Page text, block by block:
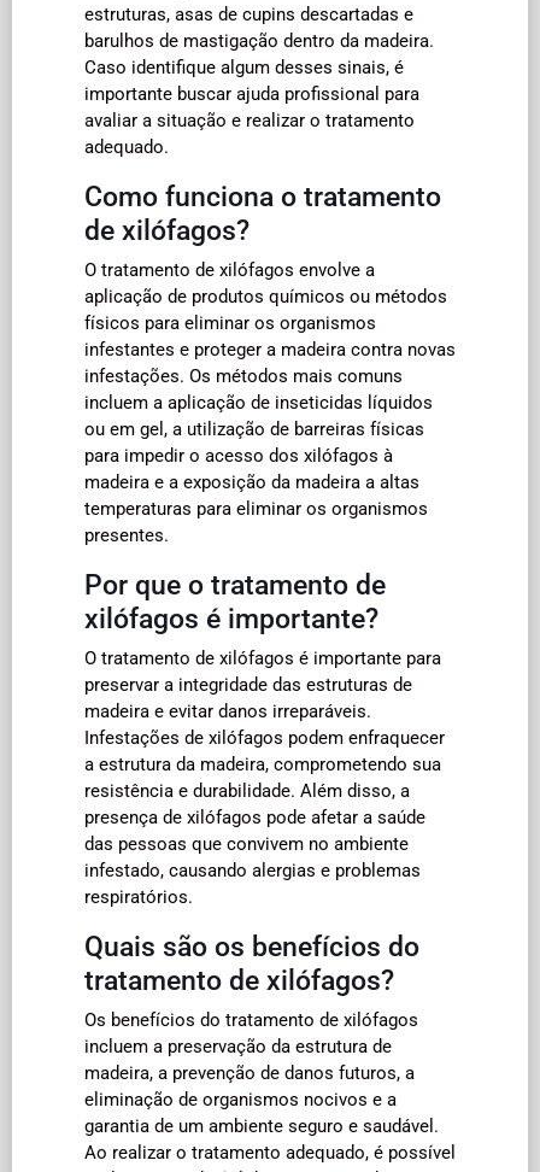
estruturas, asas de cupins descartadas e
barulhos de mastigação dentro da madeira.
Caso identifique algum desses sinais, é
importante buscar ajuda profissional para
avaliar a situação e realizar o tratamento
adequado.
Como funciona o tratamento
de xilófagos?
O tratamento de xilófagos envolve a
aplicação de produtos químicos ou métodos
físicos para eliminar os organismos
infestantes e proteger a madeira contra novas
infestações. Os métodos mais comuns
incluem a aplicação de inseticidas líquidos
ou em gel, a utilização de barreiras físicas
para impedir o acesso dos xilófagos à
madeira e a exposição da madeira a altas
temperaturas para eliminar os organismos
presentes.
Por que o tratamento de
xilófagos é importante?
O tratamento de xilófagos é importante para
preservar a integridade das estruturas de
madeira e evitar danos irreparáveis.
Infestações de xilófagos podem enfraquecer
a estrutura da madeira, comprometendo sua
resistência e durabilidade. Além disso, a
presença de xilófagos pode afetar a saúde
das pessoas que convivem no ambiente
infestado, causando alergias e problemas
respiratórios.
Quais são os benefícios do
tratamento de xilófagos?
Os benefícios do tratamento de xilófagos
incluem a preservação da estrutura de
madeira, a prevenção de danos futuros, a
eliminação de organismos nocivos e a
garantia de um ambiente seguro e saudável.
Ao realizar o tratamento adequado, é possível